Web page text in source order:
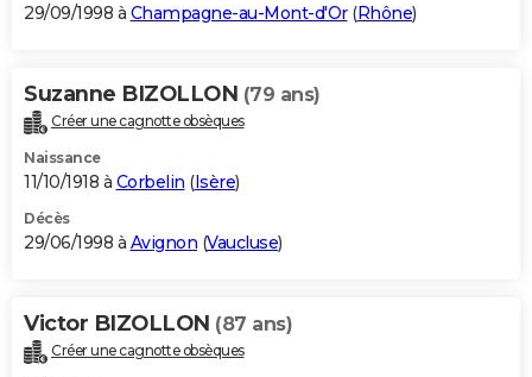
29/09/1998 à Champagne-au-Mont-d'Or(Rhône)
Suzanne BIZOLLON (79 ans)
Créer une cagnotte obsèques
Naissance
11/10/1918 à Corbelin (Isère)
Décès
29/06/1998 à Avignon (Vaucluse)
Victor BIZOLLON (87 ans)
Créer une cagnotte obsèques